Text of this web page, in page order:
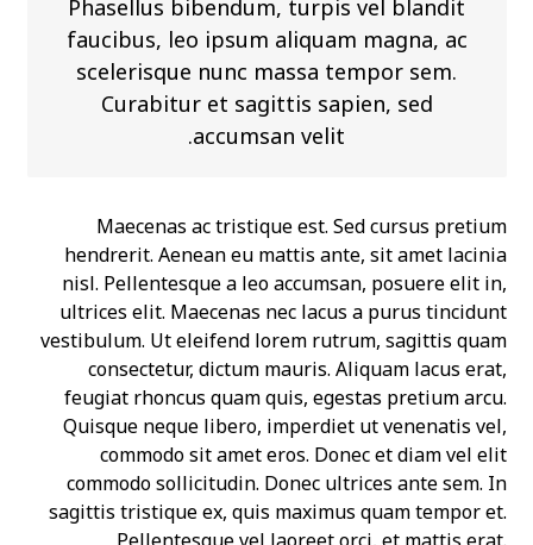
faucibus, leo ipsum aliquam magna, ac
scelerisque nunc massa tempor sem.
Curabitur et sagittis sapien, sed
accumsan velit.
Maecenas ac tristique est. Sed cursus pretium
hendrerit. Aenean eu mattis ante, sit amet lacinia
nisl. Pellentesque a leo accumsan, posuere elit in,
ultrices elit. Maecenas nec lacus a purus tincidunt
vestibulum. Ut eleifend lorem rutrum, sagittis quam
consectetur, dictum mauris. Aliquam lacus erat,
feugiat rhoncus quam quis, egestas pretium arcu.
Quisque neque libero, imperdiet ut venenatis vel,
commodo sit amet eros. Donec et diam vel elit
commodo sollicitudin. Donec ultrices ante sem. In
sagittis tristique ex, quis maximus quam tempor et.